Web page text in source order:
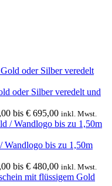
oder Silber veredelt und
bis € 695,00 inkl. Mwst.
Wandlogo bis zu 1,50m
bis € 480,00 inkl. Mwst.